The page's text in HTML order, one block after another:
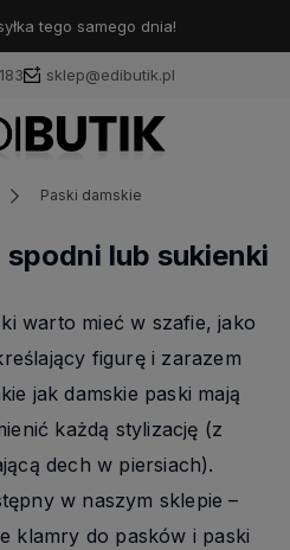
tego samego dnia!
sklep@edibutik.pl
Paski damskie
spodni lub sukienki
warto mieć w szafie, jako
figurę i zarazem
jak damskie paski mają
każdą stylizację (z
dech w piersiach).
w naszym sklepie –
klamry do pasków i paski